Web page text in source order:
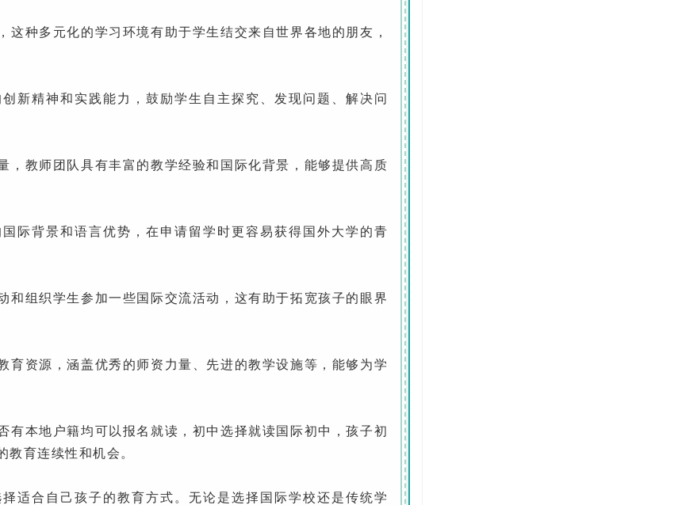
种多元化的学习环境有助于学生结交来自世界各地的朋友，
精神和实践能力，鼓励学生自主探究、发现问题、解决问
教师团队具有丰富的教学经验和国际化背景，能够提供高质
背景和语言优势，在申请留学时更容易获得国外大学的青
组织学生参加一些国际交流活动，这有助于拓宽孩子的眼界
资源，涵盖优秀的师资力量、先进的教学设施等，能够为学
本地户籍均可以报名就读，初中选择就读国际初中，孩子初
育连续性和机会。
合自己孩子的教育方式。无论是选择国际学校还是传统学